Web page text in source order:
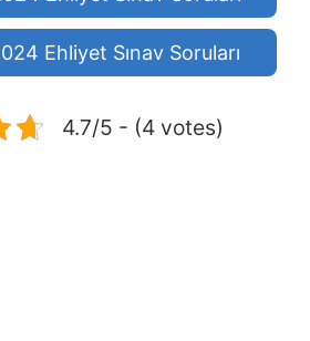
Ehliyet Sınav Soruları
4.7/5 - (4 votes)